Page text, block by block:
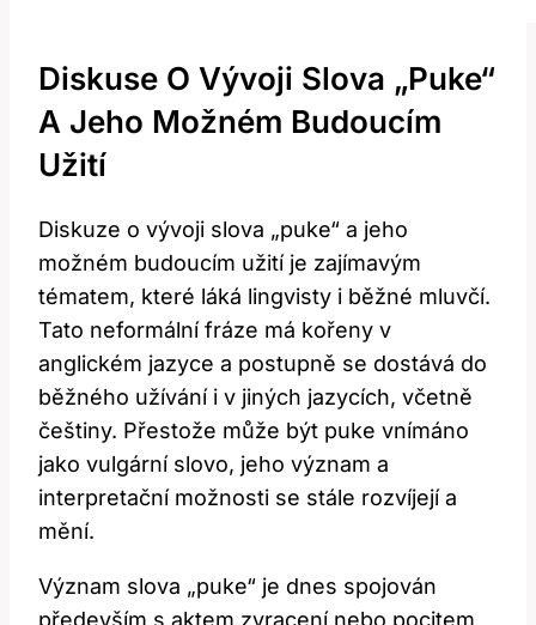
Diskuse O Vývoji Slova „puke“
A Jeho Možném Budoucím
Užití
Diskuze o vývoji slova „puke“ a jeho
možném budoucím užití je zajímavým
tématem, které láká lingvisty i běžné mluvčí.
Tato neformální fráze má kořeny v
anglickém jazyce a postupně se dostává do
běžného užívání i v jiných jazycích, včetně
češtiny. Přestože může být puke vnímáno
jako vulgární slovo, jeho význam a
interpretační možnosti se stále rozvíjejí a
mění.
Význam slova „puke“ je dnes spojován
především s aktem zvracení nebo pocitem